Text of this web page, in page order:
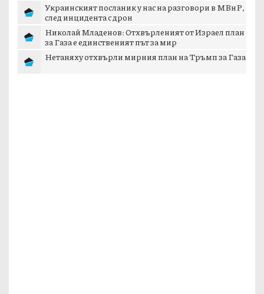
Украинският посланик у нас на разговори в МВнР,
след инцидента с дрон
Николай Младенов: Отхвърленият от Израел план
за Газа е единственият път за мир
Нетаняху отхвърли мирния план на Тръмп за Газа